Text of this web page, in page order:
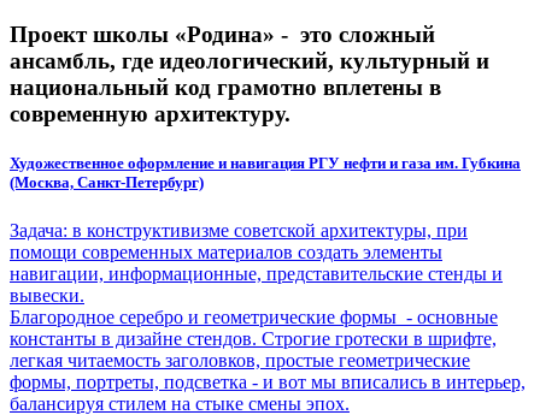
Проект школы «Родина» - это сложный
ансамбль, где идеологический, культурный и
национальный код грамотно вплетены в
современную архитектуру.
Художественное оформление и навигация РГУ нефти и газа им. Губкина
(Москва, Санкт-Петербург)
Задача: в конструктивизме советской архитектуры, при
помощи современных материалов создать элементы
навигации, информационные, представительские стенды и
вывески.
Благородное серебро и геометрические формы - основные
константы в дизайне стендов. Строгие гротески в шрифте,
легкая читаемость заголовков, простые геометрические
формы, портреты, подсветка - и вот мы вписались в интерьер,
балансируя стилем на стыке смены эпох.